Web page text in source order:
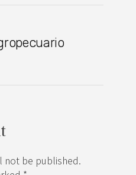
not be published.